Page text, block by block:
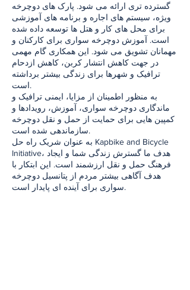
گسترده تری ارائه می شود. پارک های دوچرخه
ویژه، سیستم های اجاره و برنامه های آموزشی
برای محل های کار و هتل ها توسعه داده شده
است. آموزش دوچرخه سواری برای کارکنان و
مهمانان تشویق می شود. این همکاری گام مهمی
در جهت کاهش انتشار کربن، کاهش ازدحام
ترافیک و شهرها برای زندگی بیشتر برداشته
است.
به منظور اطمینان از مزایا، ایمنی ترافیک و
ماندگاری دوچرخه سواری، آموزش، رویدادها و
کمپین هایی برای حمایت از حمل و نقل دوچرخه
سازماندهی شده است.
به عنوان شریک راه حل Kapbike and Bicycle
Initiative، هدف ما گسترش زندگی شما و ایجاد
فرهنگ حمل و نقل ارزشمند است. این ابتکار با
هدف آگاهی بیشتر مردم از پتانسیل دوچرخه
سواری برای آینده ای پایدار است.